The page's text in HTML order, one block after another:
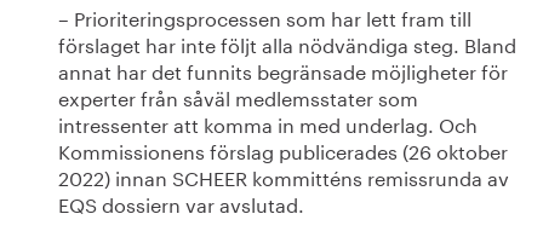
– Prioriteringsprocessen som har lett fram till
förslaget har inte följt alla nödvändiga steg. Bland
annat har det funnits begränsade möjligheter för
experter från såväl medlemsstater som
intressenter att komma in med underlag. Och
Kommissionens förslag publicerades (26 oktober
2022) innan SCHEER kommitténs remissrunda av
EQS dossiern var avslutad.